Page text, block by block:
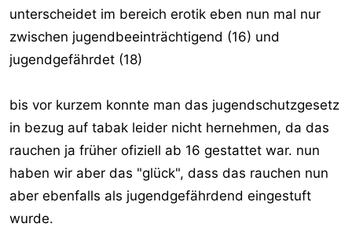
unterscheidet im bereich erotik eben nun mal nur
zwischen jugendbeeinträchtigend (16) und
jugendgefährdet (18)
bis vor kurzem konnte man das jugendschutzgesetz
in bezug auf tabak leider nicht hernehmen, da das
rauchen ja früher ofiziell ab 16 gestattet war. nun
haben wir aber das "glück", dass das rauchen nun
aber ebenfalls als jugendgefährdend eingestuft
wurde.